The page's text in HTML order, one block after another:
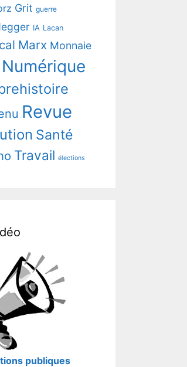
Grit guerre
IA Lacan
Marx Monnaie
Numérique
Revue
Santé
Travail élections
publiques